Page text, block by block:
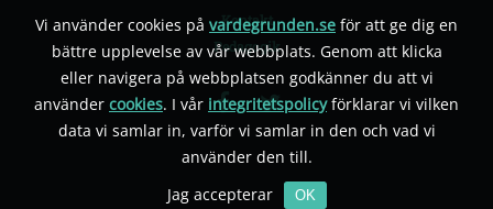
Vi använder cookies på vardegrunden.se för att ge dig en
bättre upplevelse av vår webbplats. Genom att klicka
eller navigera på webbplatsen godkänner du att vi
använder cookies. I vår integritetspolicyförklarar vi vilken
data vi samlar in, varför vi samlar in den och vad vi
använder den till.
Jag accepterar
OK
Kontakt
Pedagogik